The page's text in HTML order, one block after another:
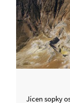
Jícen sopky